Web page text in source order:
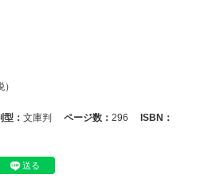
型： 文庫判 ページ数： 296
ISBN：
送る